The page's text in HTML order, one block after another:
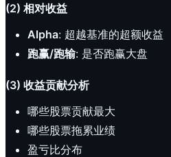
(2) 相对收益
Alpha: 超越基准的超额收益
跑赢/跑输: 是否跑赢大盘
(3) 收益贡献分析
哪些股票贡献最大
哪些股票拖累业绩
盈亏比分布